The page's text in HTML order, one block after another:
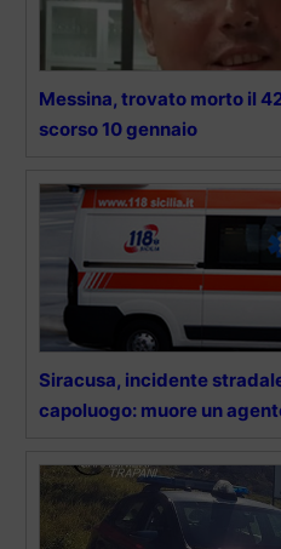
Messina, trovato morto il
scorso 10 gennaio
Siracusa, incidente
capoluogo: muore un